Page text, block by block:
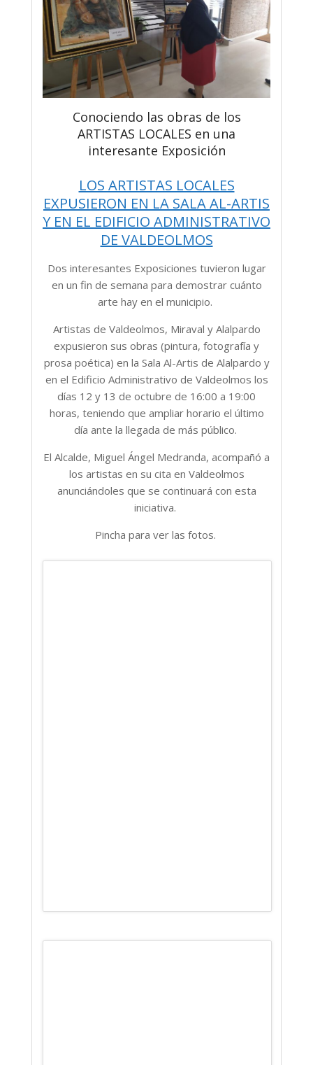
Conociendo las obras de los
ARTISTAS LOCALES en una
interesante Exposición
LOS ARTISTAS LOCALES
EXPUSIERON EN LA SALA AL-ARTIS
Y EN EL EDIFICIO ADMINISTRATIVO
DE VALDEOLMOS
Dos interesantes Exposiciones tuvieron lugar
en un fin de semana para demostrar cuánto
arte hay en el municipio.
Artistas de Valdeolmos, Miraval y Alalpardo
expusieron sus obras (pintura, fotografía y
prosa poética) en la Sala Al-Artis de Alalpardo y
en el Edificio Administrativo de Valdeolmos los
días 12 y 13 de octubre de 16:00 a 19:00
horas, teniendo que ampliar horario el último
día ante la llegada de más público.
El Alcalde, Miguel Ángel Medranda, acompañó a
los artistas en su cita en Valdeolmos
anunciándoles que se continuará con esta
iniciativa.
Pincha para ver las fotos.